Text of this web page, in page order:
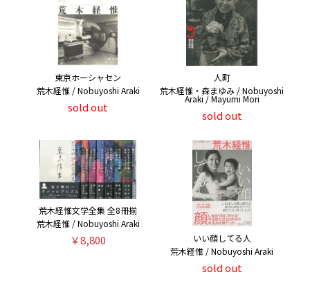
東京ホーシャセン
荒木経惟 / Nobuyoshi Araki
sold out
人町
荒木経惟・森まゆみ / Nobuyoshi
Araki / Mayumi Mori
sold out
荒木経惟文学全集 全8冊揃
荒木経惟 / Nobuyoshi Araki
￥8,800
いい顔してる人
荒木経惟 / Nobuyoshi Araki
sold out